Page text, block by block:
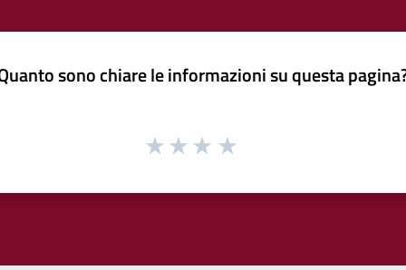
sono chiare le informazioni su questa